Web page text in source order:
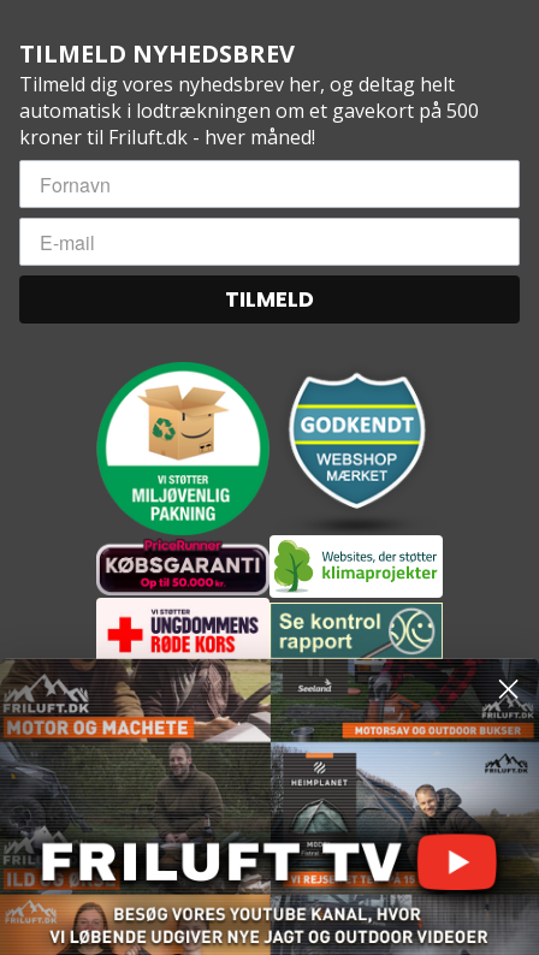
TILMELD NYHEDSBREV
Tilmeld dig vores nyhedsbrev her, og deltag helt
automatisk i lodtrækningen om et gavekort på 500
kroner til Friluft.dk - hver måned!
TILMELD
Cookieindstillinger